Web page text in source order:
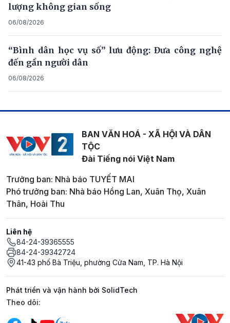
lượng không gian sống
06/08/2026
“Bình dân học vụ số” lưu động: Đưa công nghệ
đến gần người dân
06/08/2026
BAN VĂN HOÁ - XÃ HỘI VÀ DÂN
TỘC
Đài Tiếng nói Việt Nam
Trưởng ban: Nhà báo TUYẾT MAI
Phó trưởng ban: Nhà báo Hồng Lan, Xuân Thọ, Xuân
Thân, Hoài Thu
Liên hệ
84-24-39365555
84-24-39342724
41-43 phố Bà Triệu, phường Cửa Nam, TP. Hà Nội
Phát triển và vận hành bởi SolidTech
Mạng xã hội
Theo dõi: